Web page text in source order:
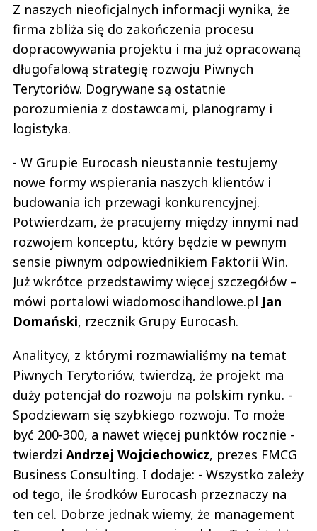
Z naszych nieoficjalnych informacji wynika, że
firma zbliża się do zakończenia procesu
dopracowywania projektu i ma już opracowaną
długofalową strategię rozwoju Piwnych
Terytoriów. Dogrywane są ostatnie
porozumienia z dostawcami, planogramy i
logistyka.
- W Grupie Eurocash nieustannie testujemy
nowe formy wspierania naszych klientów i
budowania ich przewagi konkurencyjnej.
Potwierdzam, że pracujemy między innymi nad
rozwojem konceptu, który będzie w pewnym
sensie piwnym odpowiednikiem Faktorii Win.
Już wkrótce przedstawimy więcej szczegółów –
mówi portalowi wiadomoscihandlowe.pl Jan
Domański, rzecznik Grupy Eurocash.
Analitycy, z którymi rozmawialiśmy na temat
Piwnych Terytoriów, twierdzą, że projekt ma
duży potencjał do rozwoju na polskim rynku. -
Spodziewam się szybkiego rozwoju. To może
być 200-300, a nawet więcej punktów rocznie -
twierdzi Andrzej Wojciechowicz, prezes FMCG
Business Consulting. I dodaje: - Wszystko zależy
od tego, ile środków Eurocash przeznaczy na
ten cel. Dobrze jednak wiemy, że management